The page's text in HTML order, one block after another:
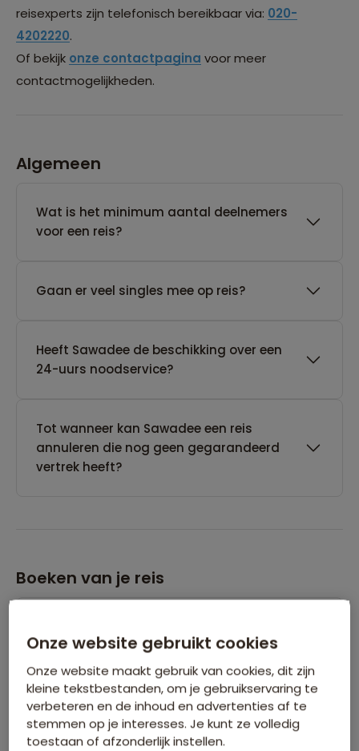
reisexperts zijn telefonisch bereikbaar via: 020-
4202220.
Of bekijk onze contactpagina voor meer
contactmogelijkheden.
Algemeen
Wat is het minimum aantal deelnemers
voor een reis?
Gaan er veel singles mee op reis?
Heeft Sawadee de beschikking over een
24-uurs noodservice?
Tot wanneer kan Sawadee een reis
annuleren die nog geen gegarandeerd
vertrek heeft?
Boeken van je reis
boeken?
Kan ik ook eerst een optie nemen op een
reis?
Onze website gebruikt cookies
Onze website maakt gebruik van cookies, dit zijn
kleine tekstbestanden, om je gebruikservaring te
verbeteren en de inhoud en advertenties af te
stemmen op je interesses. Je kunt ze volledig
toestaan of afzonderlijk instellen.